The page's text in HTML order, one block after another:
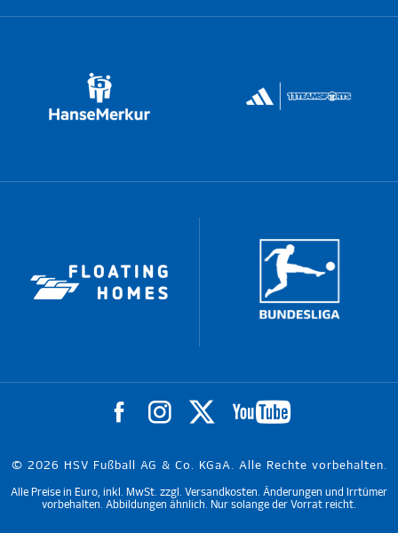
© 2026 HSV Fußball AG & Co. KGaA. Alle Rechte vorbehalten.
Alle Preise in Euro, inkl. MwSt. zzgl. Versandkosten. Änderungen und Irrtümer
vorbehalten. Abbildungen ähnlich. Nur solange der Vorrat reicht.